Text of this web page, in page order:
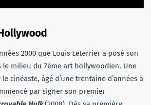
2000 que Louis Leterrier a posé son
le milieu du 7ème art hollywoodien. Une
cinéaste, âgé d’une trentaine d’années à
par signer son premier